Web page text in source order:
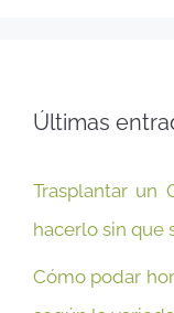
Últimas
Trasplantar un
hacerlo sin que
Cómo podar